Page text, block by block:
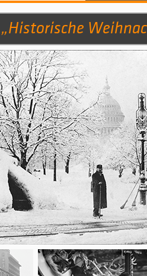
„Historische